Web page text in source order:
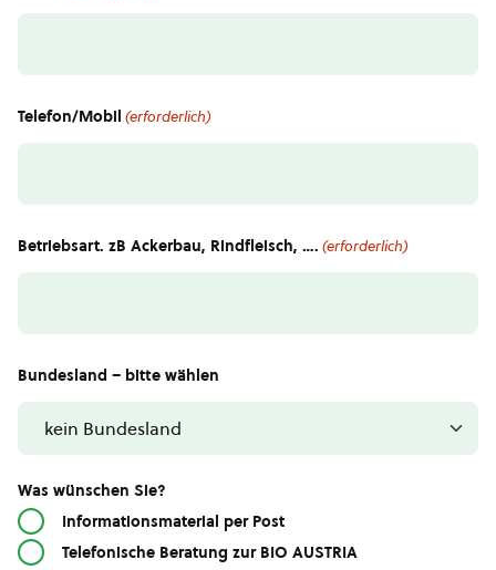
Telefon/Mobil (erforderlich)
Betriebsart. zB Ackerbau, Rindfleisch, …. (erforderlich)
Bundesland – bitte wählen
Was wünschen Sie?
Informationsmaterial per Post
Telefonische Beratung zur BIO AUSTRIA